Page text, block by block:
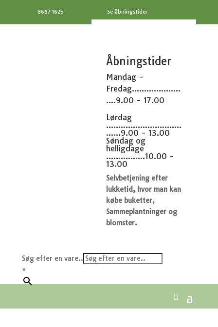
8687 1625 Se åbningstider
Åbningstider
Mandag -
Fredag....................
....9.00 - 17.00
Lørdag
...............................
......9.00 - 13.00
Søndag og
helligdage
................10.00 -
13.00
Selvbetjening efter
lukketid, hvor man kan
købe buketter,
Sammeplantninger og
blomster.
Søg efter en vare..
×